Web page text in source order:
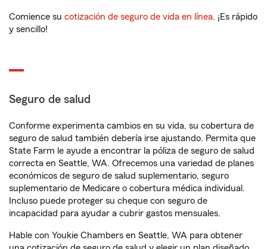
Comience su cotización de seguro de vida en línea. ¡Es rápido
y sencillo!
Seguro de salud
Conforme experimenta cambios en su vida, su cobertura de
seguro de salud también debería irse ajustando. Permita que
State Farm le ayude a encontrar la póliza de seguro de salud
correcta en Seattle, WA. Ofrecemos una variedad de planes
económicos de seguro de salud suplementario, seguro
suplementario de Medicare o cobertura médica individual.
Incluso puede proteger su cheque con seguro de
incapacidad para ayudar a cubrir gastos mensuales.
Hable con Youkie Chambers en Seattle, WA para obtener